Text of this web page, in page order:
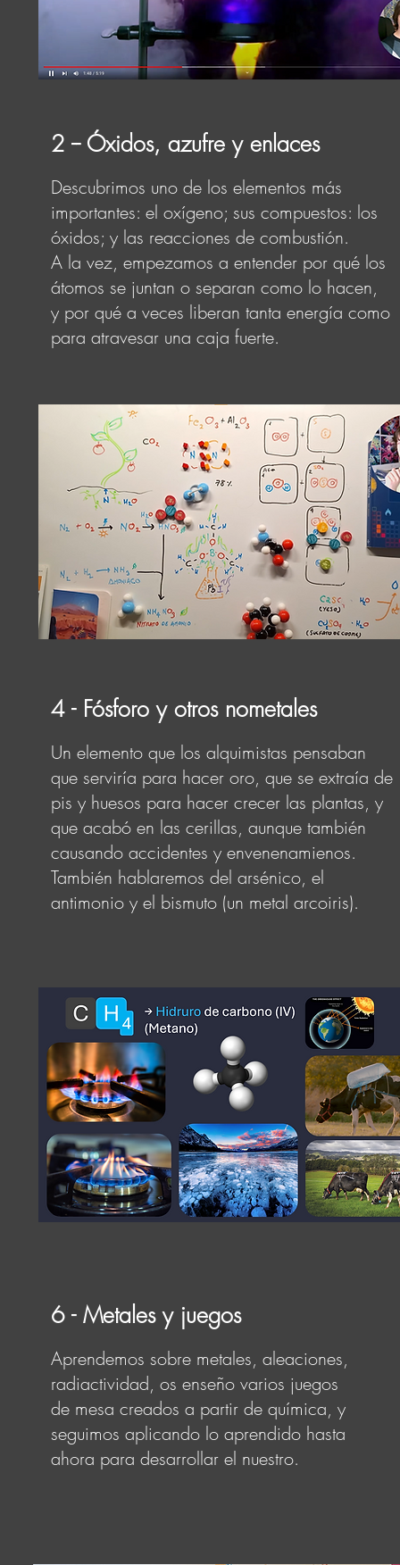
2 -- Óxidos, azufre y enlaces
Descubrimos uno de los elementos más
importantes: el oxígeno; sus compuestos: los
óxidos; y las reacciones de combustión.
A la vez, empezamos a entender por qué los
átomos se juntan o separan como lo hacen,
y por qué a veces liberan tanta energía como
para atravesar una caja fuerte.
4 - Fósforo y otros nometales
Un elemento que los alquimistas pensaban
que serviría para hacer oro, que se extraía de
pis y huesos para hacer crecer las plantas, y
que acabó en las cerillas, aunque también
causando accidentes y envenenamienos.
También hablaremos del arsénico, el
antimonio y el bismuto (un metal arcoiris).
6 - Metales y juegos
Aprendemos sobre metales, aleaciones,
radiactividad, os enseño varios juegos
de mesa creados a partir de química, y
seguimos aplicando lo aprendido hasta
ahora para desarrollar el nuestro.